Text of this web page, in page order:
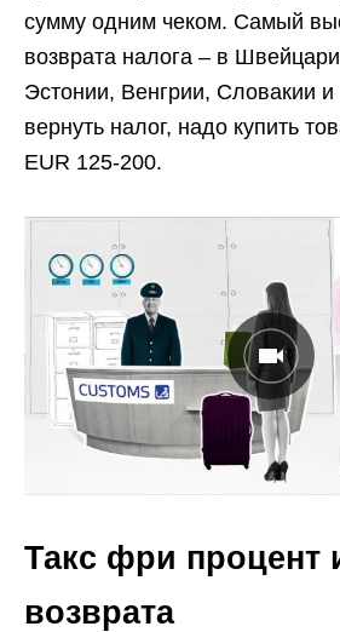
сумму одним чеком. Самый
возврата налога – в
Эстонии, Венгрии, Словакии
вернуть налог, надо купить
EUR 125-200.
Такс фри процент
возврата